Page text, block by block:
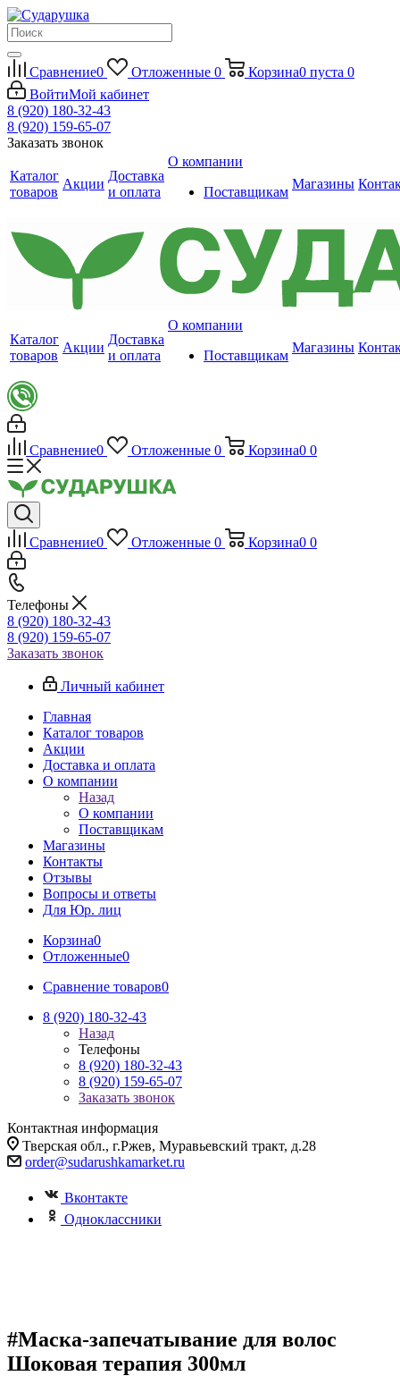
Сравнение0 Отложенные 0 Корзина0 пуста 0
ВойтиМой кабинет
8 (920) 180-32-43
8 (920) 159-65-07
Заказать звонок
Каталог
товаров
Акции
Доставка
и оплата
О компании
Поставщикам
Магазины
Каталог
товаров
Акции
Доставка
и оплата
О компании
Поставщикам
Магазины
Сравнение0 Отложенные 0 Корзина0 0
Сравнение0 Отложенные 0 Корзина0 0
Телефоны
8 (920) 180-32-43
8 (920) 159-65-07
Заказать звонок
Личный кабинет
Главная
Каталог товаров
Акции
Доставка и оплата
О компании
Назад
О компании
Поставщикам
Магазины
Контакты
Отзывы
Вопросы и ответы
Для Юр. лиц
Корзина0
Отложенные0
Сравнение товаров0
8 (920) 180-32-43
Назад
Телефоны
8 (920) 180-32-43
8 (920) 159-65-07
Заказать звонок
Контактная информация
Тверская обл., г.Ржев, Муравьевский тракт, д.28
order@sudarushkamarket.ru
Вконтакте
Одноклассники
#Маска-запечатывание для волос
Шоковая терапия 300мл